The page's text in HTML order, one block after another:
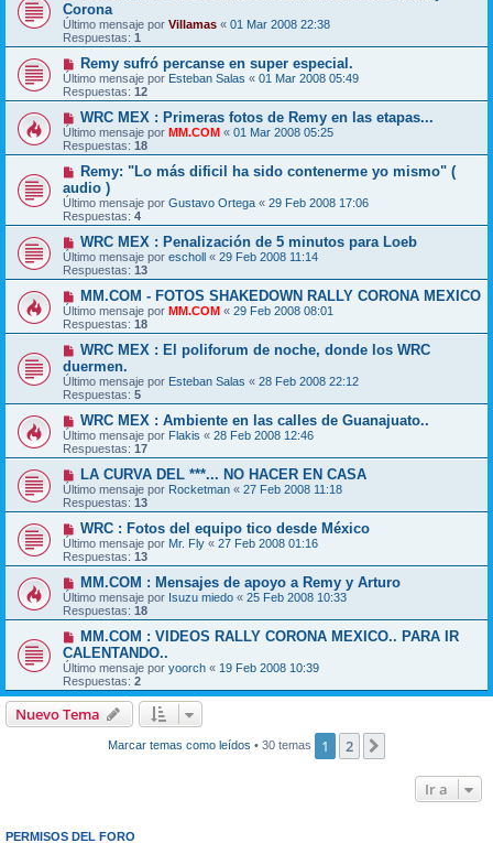
Corona
Último mensaje por Villamas « 01 Mar 2008 22:38
Respuestas: 1
Remy sufró percanse en super especial.
Último mensaje por Esteban Salas « 01 Mar 2008 05:49
Respuestas: 12
WRC MEX : Primeras fotos de Remy en las etapas...
Último mensaje por MM.COM « 01 Mar 2008 05:25
Respuestas: 18
Remy: "Lo más dificil ha sido contenerme yo mismo" (
audio )
Último mensaje por Gustavo Ortega « 29 Feb 2008 17:06
Respuestas: 4
WRC MEX : Penalización de 5 minutos para Loeb
Último mensaje por escholl « 29 Feb 2008 11:14
Respuestas: 13
MM.COM - FOTOS SHAKEDOWN RALLY CORONA MEXICO
Último mensaje por MM.COM « 29 Feb 2008 08:01
Respuestas: 18
WRC MEX : El poliforum de noche, donde los WRC
duermen.
Último mensaje por Esteban Salas « 28 Feb 2008 22:12
Respuestas: 5
WRC MEX : Ambiente en las calles de Guanajuato..
Último mensaje por Flakis « 28 Feb 2008 12:46
Respuestas: 17
LA CURVA DEL ***... NO HACER EN CASA
Último mensaje por Rocketman « 27 Feb 2008 11:18
Respuestas: 13
WRC : Fotos del equipo tico desde México
Último mensaje por Mr. Fly « 27 Feb 2008 01:16
Respuestas: 13
MM.COM : Mensajes de apoyo a Remy y Arturo
Último mensaje por Isuzu miedo « 25 Feb 2008 10:33
Respuestas: 18
MM.COM : VIDEOS RALLY CORONA MEXICO.. PARA IR
CALENTANDO..
Último mensaje por yoorch « 19 Feb 2008 10:39
Respuestas: 2
Nuevo Tema
Marcar temas como leídos • 30 temas 1 2
Ir a
PERMISOS DEL FORO